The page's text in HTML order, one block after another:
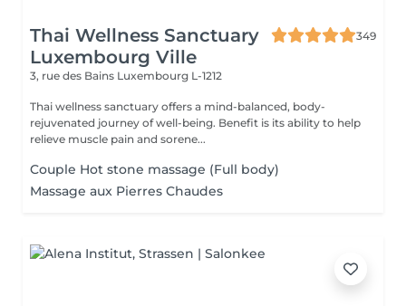
Thai Wellness Sanctuary
Luxembourg Ville
349
3, rue des Bains Luxembourg L-1212
Thai wellness sanctuary offers a mind-balanced, body-
rejuvenated journey of well-being. Benefit is its ability to help
relieve muscle pain and sorene...
Couple Hot stone massage (Full body)
Massage aux Pierres Chaudes